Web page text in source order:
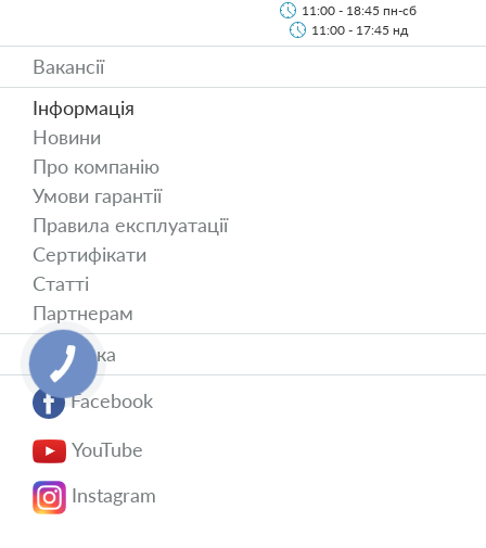
11:00 - 18:45 пн-сб
11:00 - 17:45 нд
Вакансії
Інформація
Новини
Про компанію
Умови гарантії
Правила експлуатації
Сертифікати
Статті
Партнерам
Доставка
Facebook
YouTube
Instagram